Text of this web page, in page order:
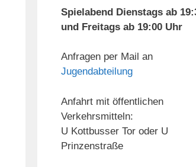
Spielabend Dienstags ab
und Freitags ab 19:00 Uhr
Anfragen per Mail an
Jugendabteilung
Anfahrt mit öffentlichen
Verkehrsmitteln:
U Kottbusser Tor oder U
Prinzenstraße